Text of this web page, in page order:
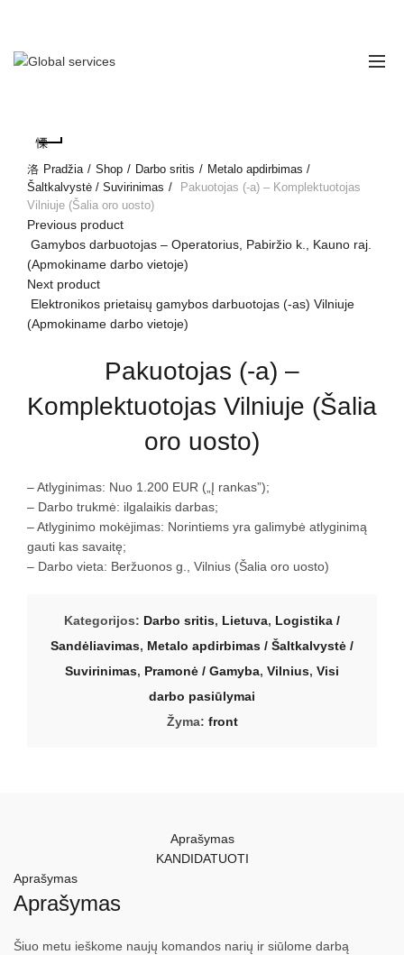
Pradžia Shop Darbo sritis
Metalo apdirbimas /
Šaltkalvystė / Suvirinimas
Pakuotojas (-a) – Komplektuotojas
Vilniuje (Šalia oro uosto)
Previous product
Gamybos darbuotojas – Operatorius, Pabiržio k., Kauno raj.
(Apmokiname darbo vietoje)
Next product
Elektronikos prietaisų gamybos darbuotojas (-as) Vilniuje
(Apmokiname darbo vietoje)
Pakuotojas (-a) –
Komplektuotojas Vilniuje (Šalia
oro uosto)
– Atlyginimas: Nuo 1.200 EUR („Į rankas”);
– Darbo trukmė: ilgalaikis darbas;
– Atlyginimo mokėjimas: Norintiems yra galimybė atlyginimą
gauti kas savaitę;
– Darbo vieta: Beržuonos g., Vilnius (Šalia oro uosto)
Kategorijos: Darbo sritis, Lietuva, Logistika /
Sandėliavimas, Metalo apdirbimas / Šaltkalvystė /
Suvirinimas, Pramonė / Gamyba, Vilnius, Visi
darbo pasiūlymai
Žyma: front
Aprašymas
KANDIDATUOTI
Aprašymas
Aprašymas
Šiuo metu ieškome naujų komandos narių ir siūlome darbą